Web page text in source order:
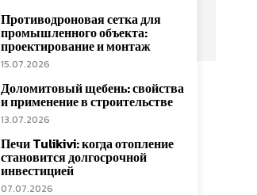
Противодроновая сетка для
промышленного объекта:
проектирование и монтаж
15.07.2026
Доломитовый щебень: свойства
и применение в строительстве
13.07.2026
Печи Tulikivi: когда отопление
становится долгосрочной
инвестицией
07.07.2026